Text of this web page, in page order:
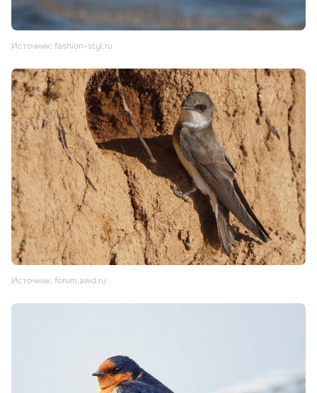
Источник: fashion-styl.ru
Источник: forum.awd.ru